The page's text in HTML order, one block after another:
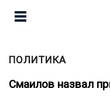
ПОЛИТИКА
Смаилов назвал